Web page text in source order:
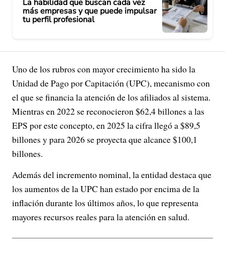
La habilidad que buscan cada vez
más empresas y que puede impulsar
tu perfil profesional
Uno de los rubros con mayor crecimiento ha sido la
Unidad de Pago por Capitación (UPC), mecanismo con
el que se financia la atención de los afiliados al sistema.
Mientras en 2022 se reconocieron $62,4 billones a las
EPS por este concepto, en 2025 la cifra llegó a $89,5
billones y para 2026 se proyecta que alcance $100,1
billones.
Además del incremento nominal, la entidad destaca que
los aumentos de la UPC han estado por encima de la
inflación durante los últimos años, lo que representa
mayores recursos reales para la atención en salud.